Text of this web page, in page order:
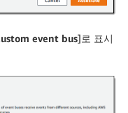
event bus]로 표시